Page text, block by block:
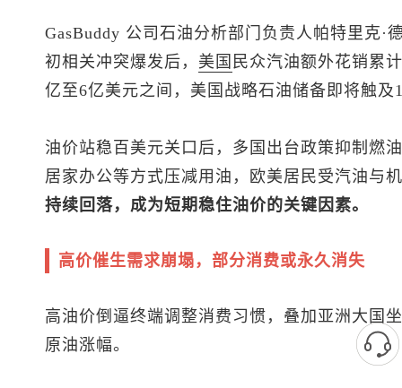
GasBuddy 公司石油分析部门负责人帕特里克·
初相关冲突爆发后， 美国 民众汽油额外花销累
亿至6亿美元之间，美国战略石油储备即将触
油价站稳百美元关口后，多国出台政策抑制燃
居家办公等方式压减用油，欧美居民受汽油与
持续回落，成为短期稳住油价的关键因素。
高价催生需求崩塌，部分消费或永久消失
高油价倒逼终端调整消费习惯，叠加亚洲大国
原油涨幅。